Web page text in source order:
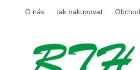
O nás Jak nakupovat